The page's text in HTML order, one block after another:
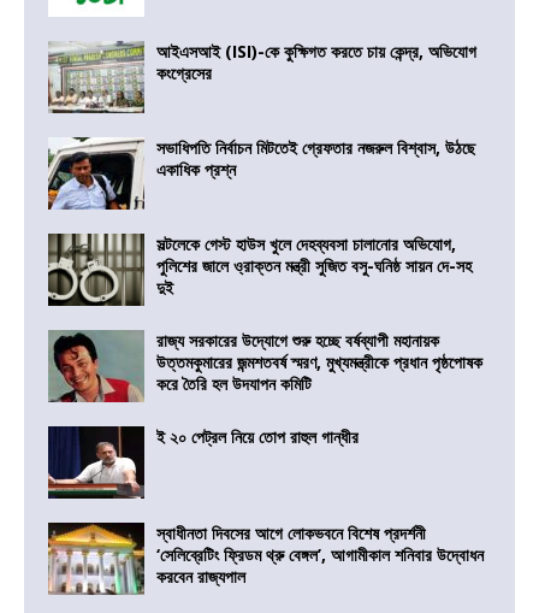
আইএসআই (ISI)-কে কুক্ষিগত করতে চায় কেন্দ্র, অভিযোগ
কংগ্রেসের
সভাধিপতি নির্বাচন মিটতেই গ্রেফতার নজরুল বিশ্বাস, উঠছে
একাধিক প্রশ্ন
সল্টলেকে গেস্ট হাউস খুলে দেহব্যবসা চালানোর অভিযোগ,
পুলিশের জালে ও্রাক্তন মন্ত্রী সুজিত বসু-ঘনিষ্ঠ সায়ন দে-সহ
দুই
রাজ্য সরকারের উদ্যোগে শুরু হচ্ছে বর্ষব্যাপী মহানায়ক
উত্তমকুমারের জন্মশতবর্ষ স্মরণ, মুখ্যমন্ত্রীকে প্রধান পৃষ্ঠপোষক
করে তৈরি হল উদযাপন কমিটি
ই ২০ পেট্রল নিয়ে তোপ রাহুল গান্ধীর
স্বাধীনতা দিবসের আগে লোকভবনে বিশেষ প্রদর্শনী
‘সেলিব্রেটিং ফ্রিডম থ্রু বেঙ্গল’, আগামীকাল শনিবার উদ্বোধন
করবেন রাজ্যপাল